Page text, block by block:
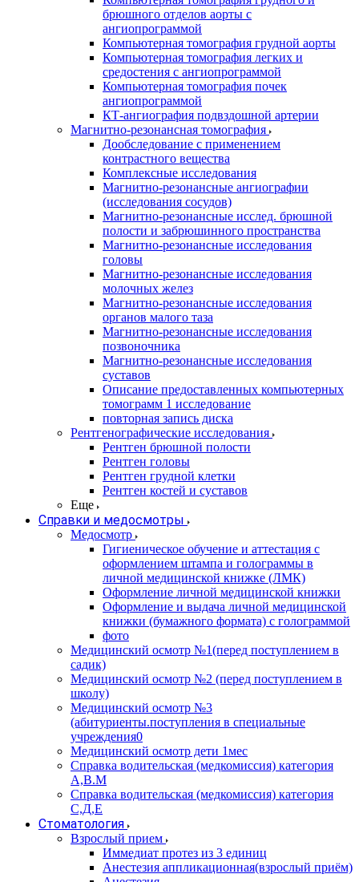
брюшного отделов аорты с
ангиопрограммой
Компьютерная томография грудной аорты
Компьютерная томография легких и
средостения с ангиопрограммой
Компьютерная томография почек
ангиопрограммой
КТ-ангиография подвздошной артерии
Магнитно-резонансная томография
Дообследование с применением
контрастного вещества
Комплексные исследования
Магнитно-резонансные ангиографии
(исследования сосудов)
Магнитно-резонансные исслед. брюшной
полости и забрюшинного пространства
Магнитно-резонансные исследования
головы
Магнитно-резонансные исследования
молочных желез
Магнитно-резонансные исследования
органов малого таза
Магнитно-резонансные исследования
позвоночника
Магнитно-резонансные исследования
суставов
Описание предоставленных компьютерных
томограмм 1 исследование
повторная запись диска
Рентгенографические исследования
Рентген брюшной полости
Рентген головы
Рентген грудной клетки
Рентген костей и суставов
Еще
Справки и медосмотры
Медосмотр
Гигиеническое обучение и аттестация с
оформлением штампа и голограммы в
личной медицинской книжке (ЛМК)
Оформление личной медицинской книжки
Оформление и выдача личной медицинской
книжки (бумажного формата) с голограммой
фото
Медицинский осмотр №1(перед поступлением в
садик)
Медицинский осмотр №2 (перед поступлением в
школу)
Медицинский осмотр №3
(абитуриенты.поступления в специальные
учреждения0
Медицинский осмотр дети 1мес
Справка водительская (медкомиссия) категория
А,В.М
Справка водительская (медкомиссия) категория
С,Д,Е
Стоматология
Взрослый прием
Иммедиат протез из 3 единиц
Анестезия аппликационная(взрослый приём)